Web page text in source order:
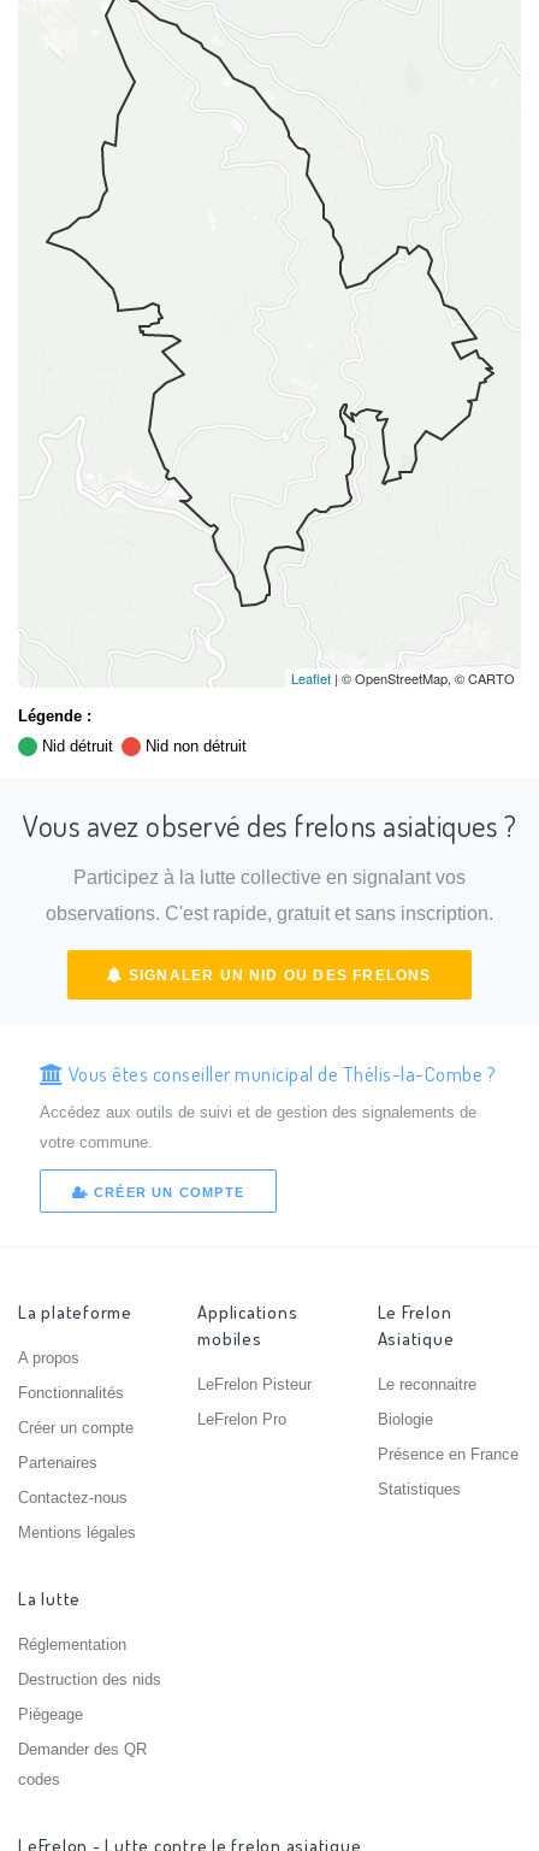
Leaflet | © OpenStreetMap, © CARTO
Légende :
Nid détruit
Nid non détruit
Vous avez observé des frelons asiatiques ?
Participez à la lutte collective en signalant vos
observations. C'est rapide, gratuit et sans inscription.
SIGNALER UN NID OU DES FRELONS
Vous êtes conseiller municipal de Thélis-la-Combe ?
Accédez aux outils de suivi et de gestion des signalements de
votre commune.
CRÉER UN COMPTE
La plateforme
A propos
Fonctionnalités
Créer un compte
Partenaires
Contactez-nous
Mentions légales
Applications
mobiles
LeFrelon Pisteur
LeFrelon Pro
Le Frelon
Asiatique
Le reconnaitre
Biologie
Présence en France
Statistiques
La lutte
Réglementation
Destruction des nids
Piégeage
Demander des QR
codes
LeFrelon - Lutte contre le frelon asiatique